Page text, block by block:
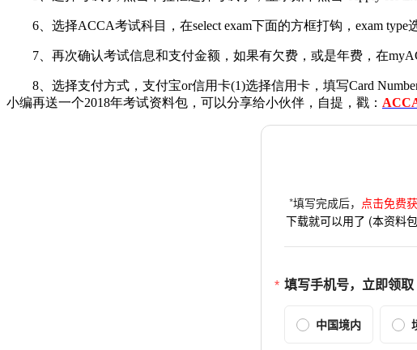
6、选择ACCA考试科目，在select exam下面的方框打钩，exam type选
7、再次确认考试信息和支付金额，如果有欠费，或是年费，在
8、选择支付方式，支付宝or信用卡(1)选择信用卡，填写Card
小编再送一个2018年考试资料包，可以分享给小伙伴，自提，戳：